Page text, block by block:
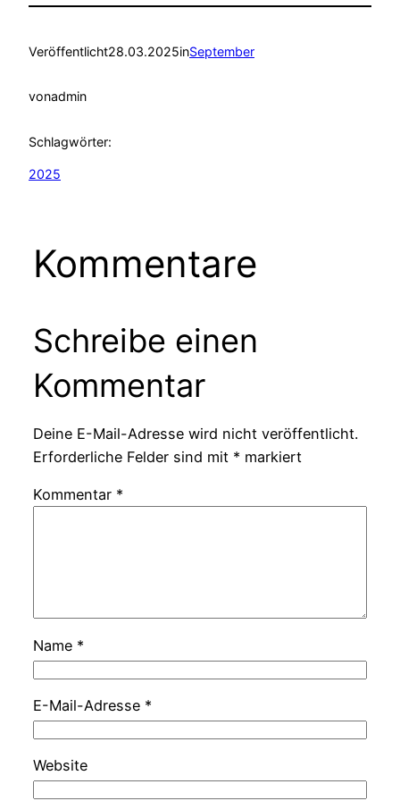
Veröffentlicht28.03.2025inSeptember
vonadmin
Schlagwörter:
2025
Kommentare
Schreibe einen
Kommentar
Deine E-Mail-Adresse wird nicht veröffentlicht.
Erforderliche Felder sind mit * markiert
Kommentar *
Name *
E-Mail-Adresse *
Website